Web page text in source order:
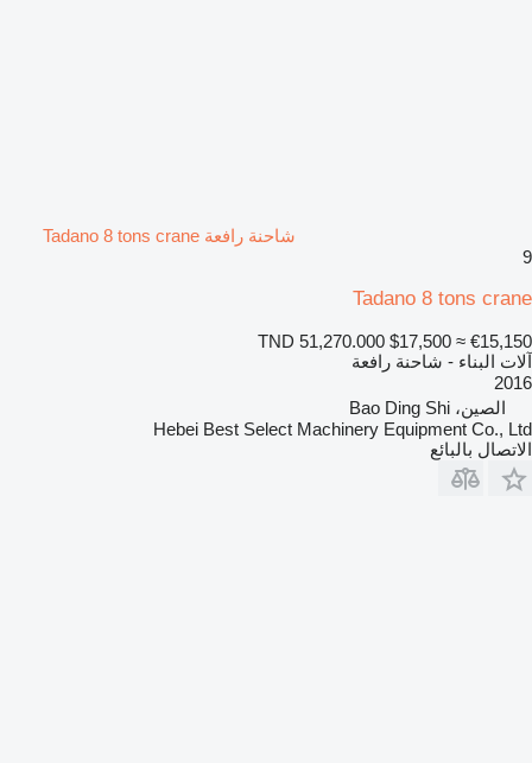
شاحنة رافعة Tadano 8 tons crane
9
Tadano 8 tons crane
TND 51,270.000 $17,500 ≈ €15,150
آلات البناء - شاحنة رافعة
2016
الصين، Bao Ding Shi
Hebei Best Select Machinery Equipment Co., Ltd
الاتصال بالبائع